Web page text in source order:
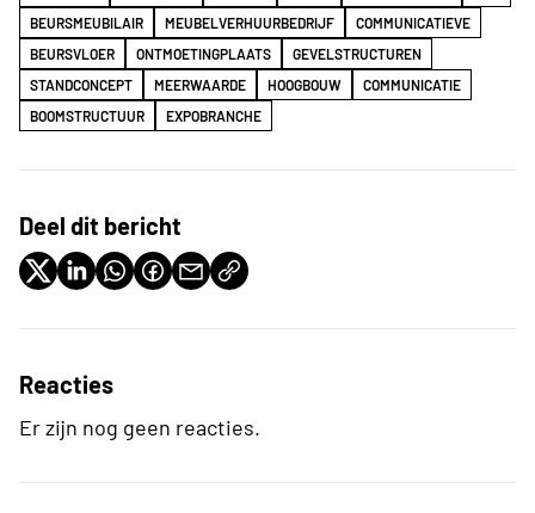
BEURSMEUBILAIR MEUBELVERHUURBEDRIJF
COMMUNICATIEVE
BEURSVLOER
ONTMOETINGPLAATS
GEVELSTRUCTUREN
STANDCONCEPT
MEERWAARDE HOOGBOUW
COMMUNICATIE
BOOMSTRUCTUUR
EXPOBRANCHE
Deel dit bericht
Reacties
Er zijn nog geen reacties.